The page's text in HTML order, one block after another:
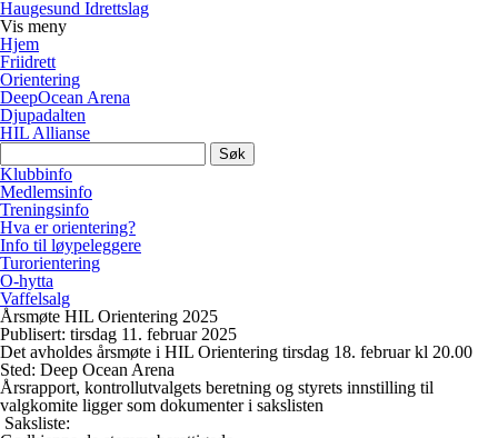
Haugesund Idrettslag
Vis meny
Hjem
Friidrett
Orientering
DeepOcean Arena
Djupadalten
HIL Allianse
Søk
etter:
Klubbinfo
Medlemsinfo
Treningsinfo
Hva er orientering?
Info til løypeleggere
Turorientering
O-hytta
Vaffelsalg
Årsmøte HIL Orientering 2025
Publisert: tirsdag 11. februar 2025
Det avholdes årsmøte i HIL Orientering tirsdag 18. februar kl 20.00
Sted: Deep Ocean Arena
Årsrapport, kontrollutvalgets beretning og styrets innstilling til
valgkomite ligger som dokumenter i sakslisten
Saksliste: